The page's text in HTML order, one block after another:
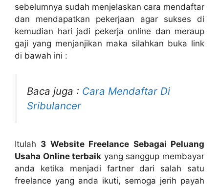
sebelumnya sudah menjelaskan cara mendaftar
dan mendapatkan pekerjaan agar sukses di
kemudian hari jadi pekerja online dan meraup
gaji yang menjanjikan maka silahkan buka link
di bawah ini :
Baca juga : Cara Mendaftar Di
Sribulancer
Itulah 3 Website Freelance Sebagai Peluang
Usaha Online terbaik yang sanggup membayar
anda ketika menjadi fartner dari salah satu
freelance yang anda ikuti, semoga jerih payah